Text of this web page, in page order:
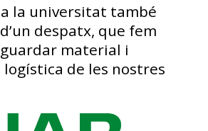
la universitat també
despatx, que fem
material i
de les nostres